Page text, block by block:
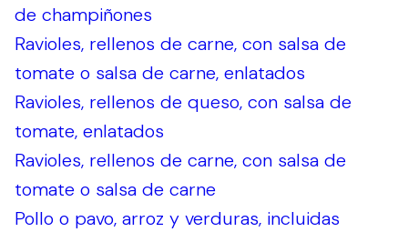
de champiñones
Ravioles, rellenos de carne, con salsa de
tomate o salsa de carne, enlatados
Ravioles, rellenos de queso, con salsa de
tomate, enlatados
Ravioles, rellenos de carne, con salsa de
tomate o salsa de carne
Pollo o pavo, arroz y verduras, incluidas